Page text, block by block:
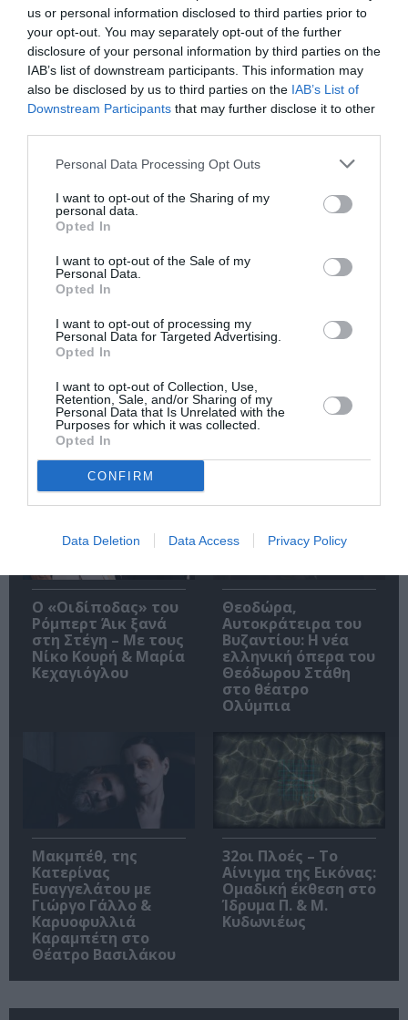
us or personal information disclosed to third parties prior to
your opt-out. You may separately opt-out of the further
disclosure of your personal information by third parties on the
IAB’s list of downstream participants. This information may
also be disclosed by us to third parties on the IAB’s List of
Downstream Participants that may further disclose it to other
Personal Data Processing Opt Outs
I want to opt-out of the Sharing of my
personal data.
Opted In
I want to opt-out of the Sale of my
Personal Data.
Opted In
I want to opt-out of processing my
Personal Data for Targeted Advertising.
Opted In
I want to opt-out of Collection, Use,
Retention, Sale, and/or Sharing of my
Personal Data that Is Unrelated with the
Purposes for which it was collected.
Opted In
CONFIRM
Data Deletion Data Access Privacy Policy
Εισπράξεις πάνω
από 1 δισ. δολάρια
για το “Spider-Man:
Brand New Day”
Η νέα ταινία
“Without Blood” της
Αντζελίνα Τζολί θα
κάνει πρεμιέρα τον
Οι ταινίες που θα
δούμε στις
αίθουσες από την
Πέμπτη 6
Αυγούστου
Αύγουστος 2026 στο
πρεμιέρες που δεν
βρίσκεις πουθενά
Δημοφιλή Άρθρα
O «Οιδίποδας» του
Ρόμπερτ Άικ ξανά
στη Στέγη – Με τους
Νίκο Κουρή & Μαρία
Κεχαγιόγλου
Θεοδώρα,
Αυτοκράτειρα του
Βυζαντίου: Η νέα
ελληνική όπερα του
Θεόδωρου Στάθη
στο θέατρο
Ολύμπια
Μακμπέθ, της
Κατερίνας
Ευαγγελάτου με
Γιώργο Γάλλο &
Καρυοφυλλιά
Καραμπέτη στο
Θέατρο Βασιλάκου
32οι Πλοές – Το
Αίνιγμα της Εικόνας:
Ομαδική έκθεση στο
Ίδρυμα Π. & Μ.
Κυδωνιέως